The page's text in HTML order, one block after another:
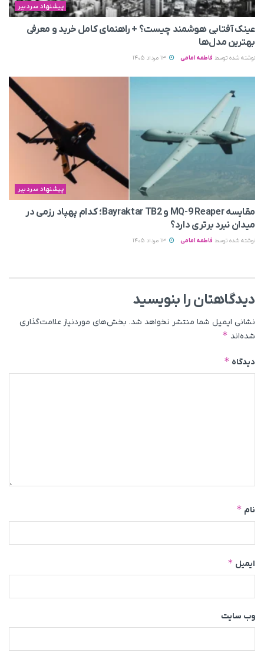
پیشنهاد سردبیر
عینک آفتابی هوشمند چیست؟ + راهنمای کامل خرید و معرفی
بهترین مدل‌ها
نوشته شده توسط فاطمه امامی
پیشنهاد سردبیر
مقایسه MQ-9 Reaper و Bayraktar TB2؛ کدام پهپاد رزمی در
میدان نبرد برتری دارد؟
نوشته شده توسط فاطمه امامی
دیدگاهتان را بنویسید
نشانی ایمیل شما منتشر نخواهد شد. بخش‌های موردنیاز علامت‌گذاری
شده‌اند *
دیدگاه *
نام *
ایمیل *
وب‌ سایت